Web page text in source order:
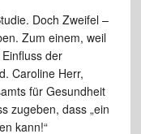
Doch Zweifel –
Zum einem, weil
der
Caroline Herr,
für Gesundheit
zugeben, dass „ein
kann!“